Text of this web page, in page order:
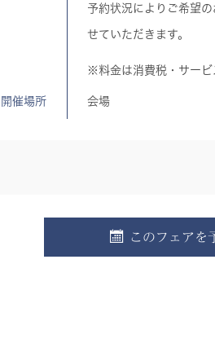
予約状況によりご希望
せていただきます。
※料金は消費税・サービ
開催場所 会場
このフェアを